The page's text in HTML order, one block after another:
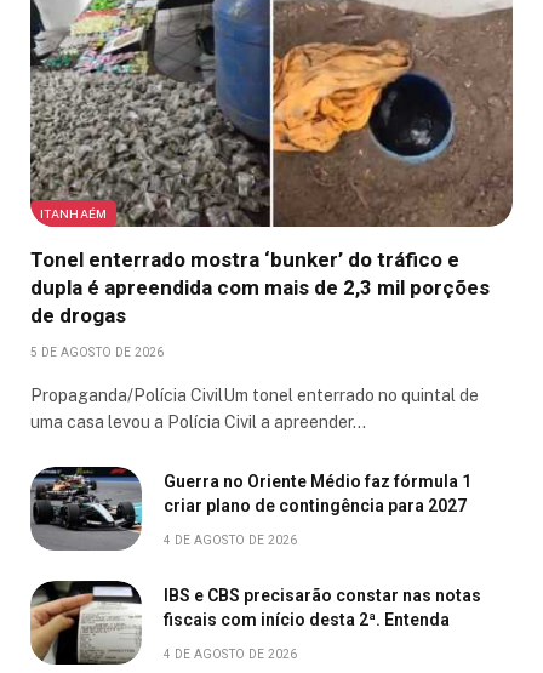
ITANHAÉM
Tonel enterrado mostra ‘bunker’ do tráfico e
dupla é apreendida com mais de 2,3 mil porções
de drogas
5 DE AGOSTO DE 2026
Propaganda/Polícia CivilUm tonel enterrado no quintal de
uma casa levou a Polícia Civil a apreender…
Guerra no Oriente Médio faz fórmula 1
criar plano de contingência para 2027
4 DE AGOSTO DE 2026
IBS e CBS precisarão constar nas notas
fiscais com início desta 2ª. Entenda
4 DE AGOSTO DE 2026